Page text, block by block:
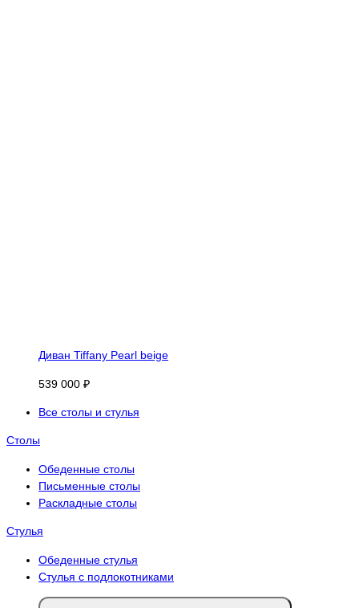
Диван Tiffany Pearl beige
539 000 ₽
Все столы и стулья
Столы
Обеденные столы
Письменные столы
Раскладные столы
Стулья
Обеденные стулья
Стулья с подлокотниками